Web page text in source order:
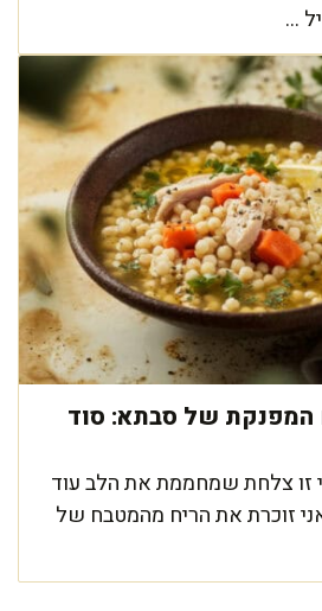
...
המפנקת של סבתא: סוד
זו צלחת שמחממת את הלב עוד
זוכרת את הריח מהמטבח של